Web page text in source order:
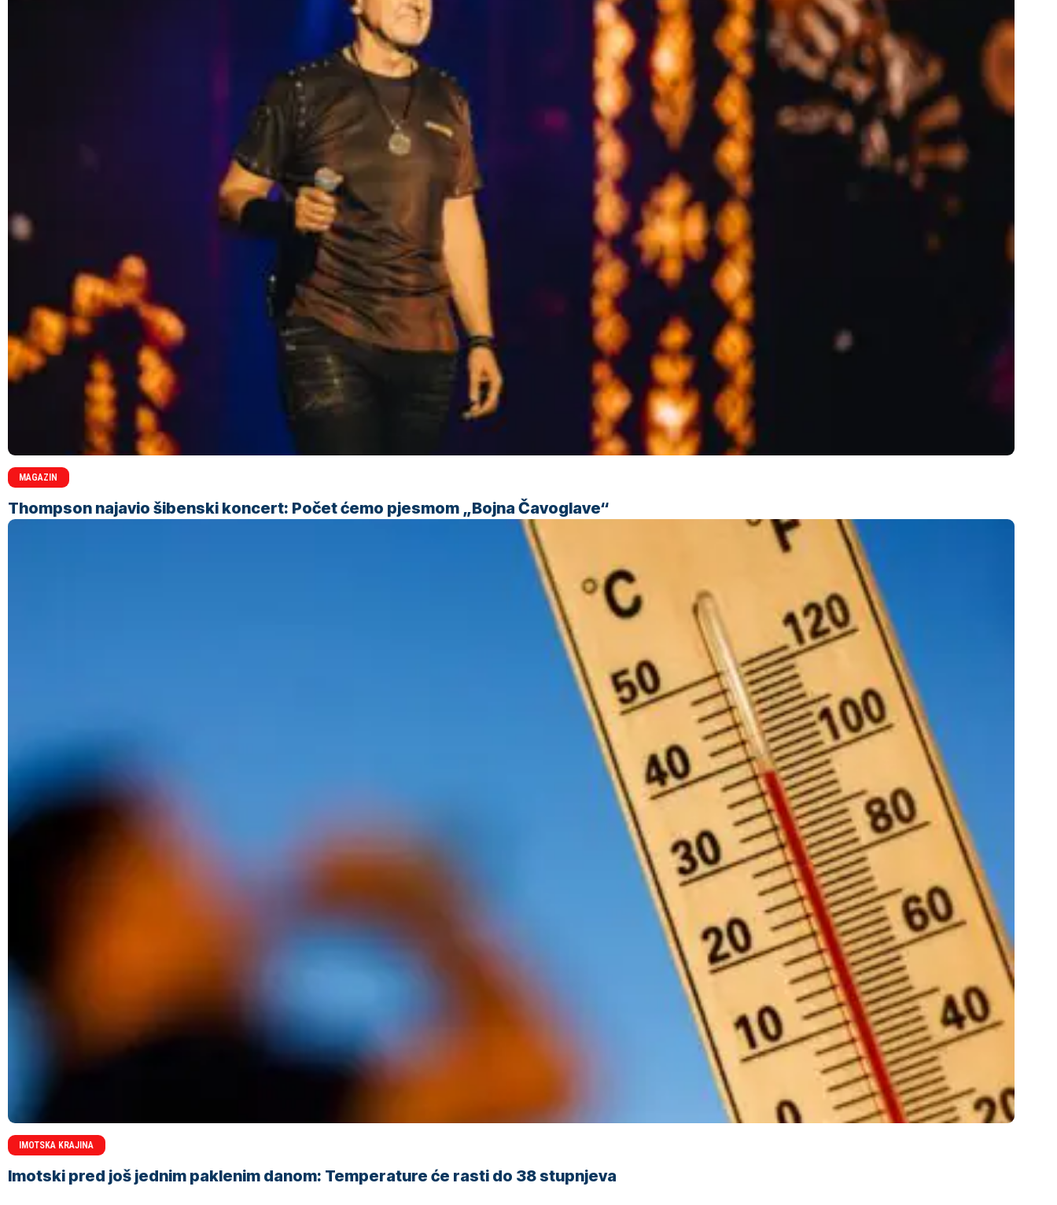
MAGAZIN
Thompson najavio šibenski koncert: Počet ćemo pjesmom „Bojna Čavoglave“
IMOTSKA KRAJINA
Imotski pred još jednim paklenim danom: Temperature će rasti do 38 stupnjeva